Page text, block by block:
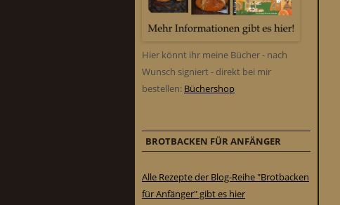
Hier könnt ihr meine Bücher - nach
Wunsch signiert - direkt bei mir
bestellen: Büchershop
BROTBACKEN FÜR ANFÄNGER
Alle Rezepte der Blog-Reihe "Brotbacken
für Anfänger" gibt es hier